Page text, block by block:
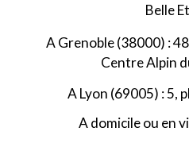
Belle
A Grenoble (38000) :
Centre Alpin
A Lyon (69005) : 5,
Adomicile ou en